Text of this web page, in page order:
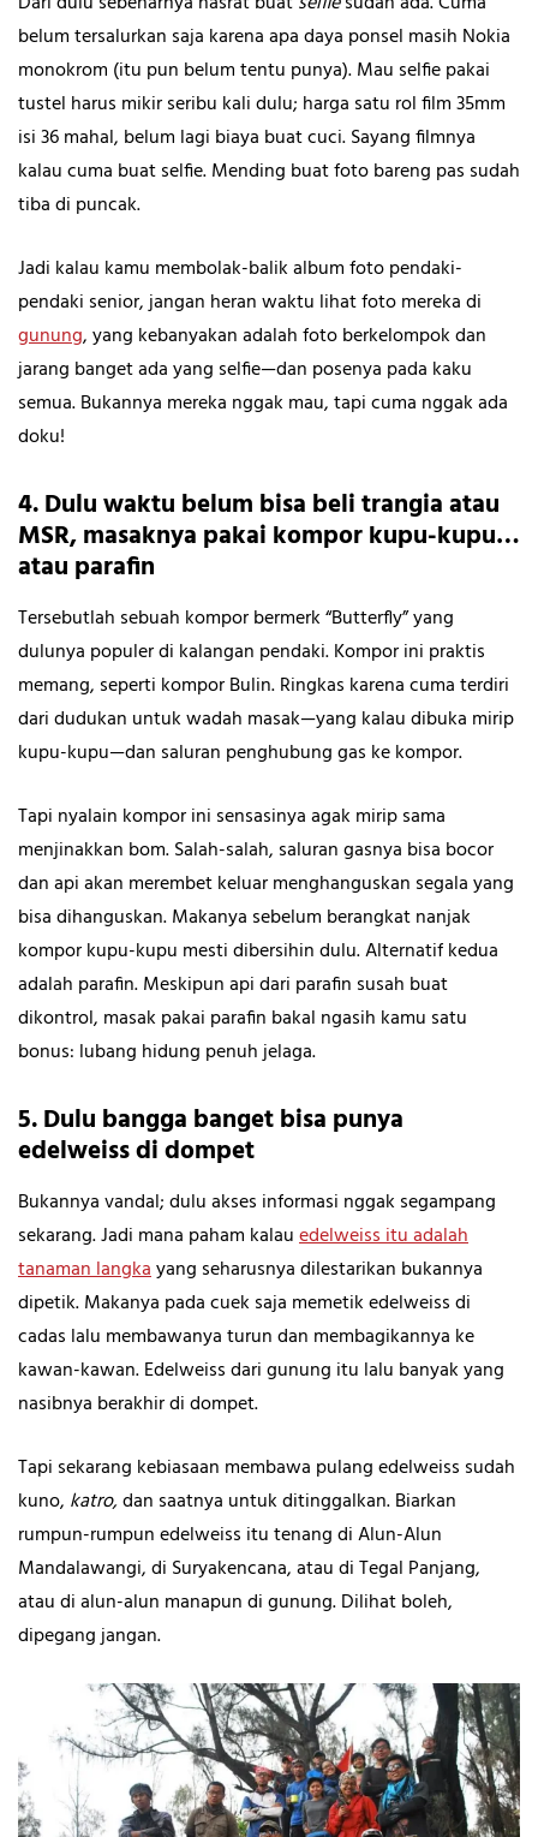
belum tersalurkan saja karena apa daya ponsel masih Nokia
monokrom (itu pun belum tentu punya). Mau selfie pakai
tustel harus mikir seribu kali dulu; harga satu rol film 35mm
isi 36 mahal, belum lagi biaya buat cuci. Sayang filmnya
kalau cuma buat selfie. Mending buat foto bareng pas sudah
tiba di puncak.
Jadi kalau kamu membolak-balik album foto pendaki-
pendaki senior, jangan heran waktu lihat foto mereka di
gunung, yang kebanyakan adalah foto berkelompok dan
jarang banget ada yang selfie—dan posenya pada kaku
semua. Bukannya mereka nggak mau, tapi cuma nggak ada
doku!
4. Dulu waktu belum bisa beli trangia atau
MSR, masaknya pakai kompor kupu-kupu…
atau parafin
Tersebutlah sebuah kompor bermerk “Butterfly” yang
dulunya populer di kalangan pendaki. Kompor ini praktis
memang, seperti kompor Bulin. Ringkas karena cuma terdiri
dari dudukan untuk wadah masak—yang kalau dibuka mirip
kupu-kupu—dan saluran penghubung gas ke kompor.
Tapi nyalain kompor ini sensasinya agak mirip sama
menjinakkan bom. Salah-salah, saluran gasnya bisa bocor
dan api akan merembet keluar menghanguskan segala yang
bisa dihanguskan. Makanya sebelum berangkat nanjak
kompor kupu-kupu mesti dibersihin dulu. Alternatif kedua
adalah parafin. Meskipun api dari parafin susah buat
dikontrol, masak pakai parafin bakal ngasih kamu satu
bonus: lubang hidung penuh jelaga.
5. Dulu bangga banget bisa punya
edelweiss di dompet
Bukannya vandal; dulu akses informasi nggak segampang
sekarang. Jadi mana paham kalauedelweiss itu adalah
tanaman langkayang seharusnya dilestarikan bukannya
dipetik. Makanya pada cuek saja memetik edelweiss di
cadas lalu membawanya turun dan membagikannya ke
kawan-kawan. Edelweiss dari gunung itu lalu banyak yang
nasibnya berakhir di dompet.
Tapi sekarang kebiasaan membawa pulang edelweiss sudah
kuno, katro,dan saatnya untuk ditinggalkan. Biarkan
rumpun-rumpun edelweiss itu tenang di Alun-Alun
Mandalawangi, di Suryakencana, atau di Tegal Panjang,
atau di alun-alun manapun di gunung. Dilihat boleh,
dipegang jangan.